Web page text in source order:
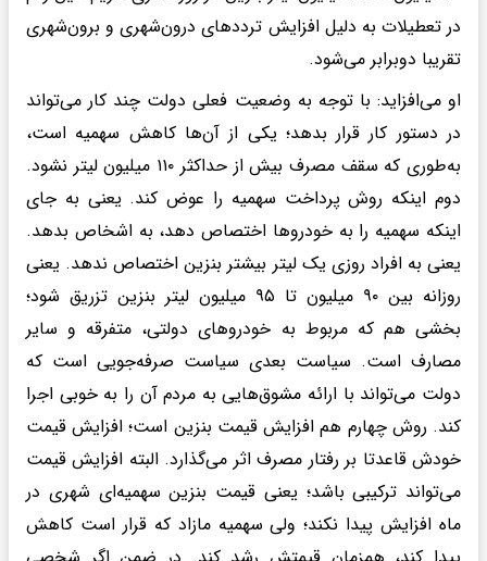
در تعطیلات به دلیل افزایش ترددهای درون‌شهری و برون‌شهری
تقریبا دوبرابر می‌شود.
او می‌افزاید: با توجه به وضعیت فعلی دولت چند کار می‌تواند
در دستور کار قرار بدهد؛ یکی از آن‌ها کاهش سهمیه است،
به‌طوری که سقف مصرف بیش از حداکثر ۱۱۰ میلیون لیتر نشود.
دوم اینکه روش پرداخت سهمیه را عوض کند. یعنی به جای
اینکه سهمیه را به خودروها اختصاص دهد، به اشخاص بدهد.
یعنی به افراد روزی یک لیتر بیشتر بنزین اختصاص ندهد. یعنی
روزانه بین ۹۰ میلیون تا ۹۵ میلیون لیتر بنزین تزریق شود؛
بخشی هم که مربوط به خودروهای دولتی، متفرقه و سایر
مصارف است. سیاست بعدی سیاست صرفه‌جویی است که
دولت می‌تواند با ارائه مشوق‌هایی به مردم آن را به خوبی اجرا
کند. روش چهارم هم افزایش قیمت بنزین است؛ افزایش قیمت
خودش قاعدتا بر رفتار مصرف اثر می‌گذارد. البته افزایش قیمت
می‌تواند ترکیبی باشد؛ یعنی قیمت بنزین سهمیه‌ای شهری در
ماه افزایش پیدا نکند؛ ولی سهمیه مازاد که قرار است کاهش